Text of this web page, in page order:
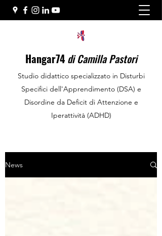
Hangar74 di Camilla Pastori
Studio didattico specializzato in Disturbi
Specifici dell'Apprendimento (DSA) e
Disordine da Deficit di Attenzione e
Iperattività (ADHD)
News